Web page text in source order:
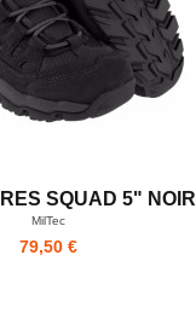
SQUAD 5" NOIR
MilTec
79,50 €